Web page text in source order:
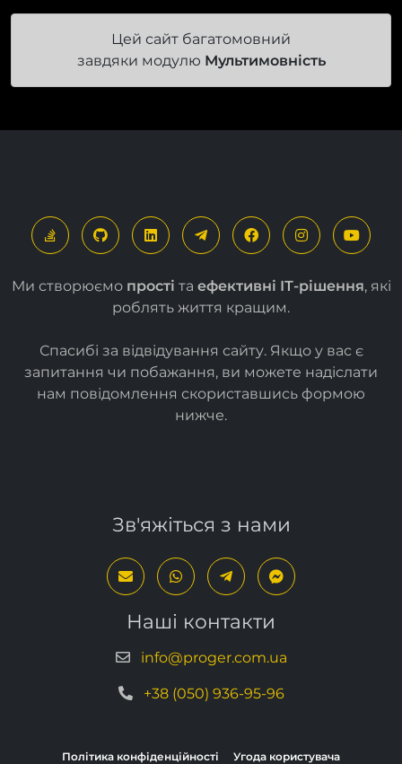
Цей сайт багатомовний
завдяки модулюМультимовність
Ми створюємопрості таефективні ІТ-рішення
Спасибі за відвідування сайту. Якщо у вас є
запитання чи побажання, ви можете надіслати
нам повідомлення скориставшись формою
Зв'яжіться з нами
Наші контакти
info@proger.com.ua